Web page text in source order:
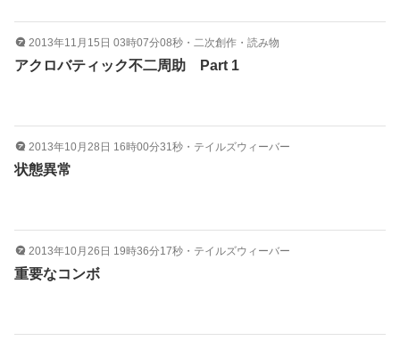
2013年11月15日 03時07分08秒 ・ 二次創作・読み物
アクロバティック不二周助 Part 1
2013年10月28日 16時00分31秒 ・ テイルズウィーバー
状態異常
2013年10月26日 19時36分17秒 ・ テイルズウィーバー
重要なコンボ